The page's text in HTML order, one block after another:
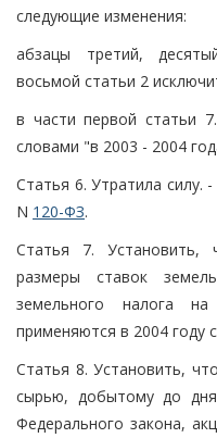
следующие изменения:
абзацы третий,
восьмой статьи 2
в части первой статьи
словами "в 2003 - 2004
Статья 6. Утратила силу.
N 120-ФЗ.
Статья 7.
размеры ставок
земельного налога на
применяются в 2004 году
Статья 8. Установить,
сырью, добытому до дня
Федерального закона,